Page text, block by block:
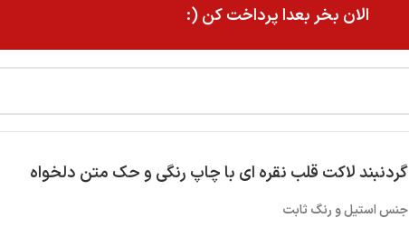
الان بخر بعدا پرداخت کن (:
گردنبند لاکت قلب نقره ای با چاپ رنگی و حک متن دلخواه
جنس استیل و رنگ ثابت